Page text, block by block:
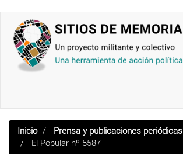
contenido
principal
Inicio
Prensa y publicaciones periódicas
El Popular nº 5587